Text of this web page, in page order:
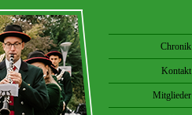
Chronik
Kontakt
Mitglieder